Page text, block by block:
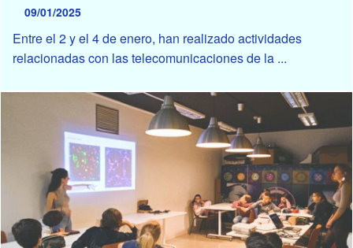
09/01/2025
Entre el 2 y el 4 de enero, han realizado actividades
relacionadas con las telecomunicaciones de la ...